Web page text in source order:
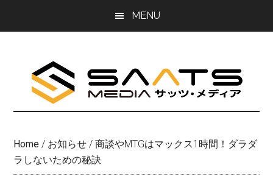
MENU
Home / お知らせ / 商談やMTGはマックス1時間！ダラダ
ラしないための秘訣